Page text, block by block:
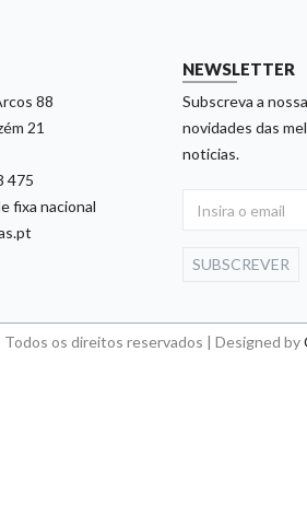
88
21
475
fixa nacional
NEWSLETTER
Subscreva a
novidades das
noticias.
SUBSCREVER
Todos os direitos reservados | Designed by